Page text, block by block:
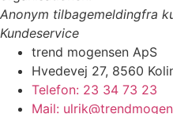
Anonym tilbagemeldingfra
Kundeservice
trend mogensen ApS
Hvedevej 27, 8560
Telefon: 23 34 73 23
Mail: